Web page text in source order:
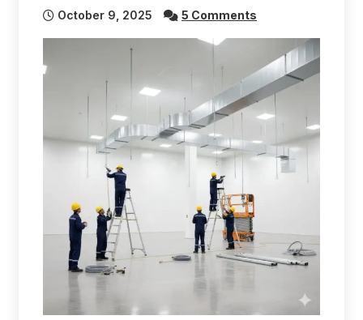
October 9, 2025 5 Comments